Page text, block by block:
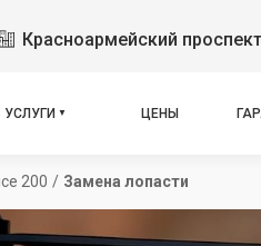
Красноармейский
УСЛУГИ ЦЕНЫ
200 / Замена лопасти